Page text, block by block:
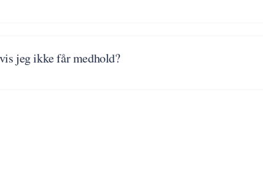
jeg ikke får medhold?